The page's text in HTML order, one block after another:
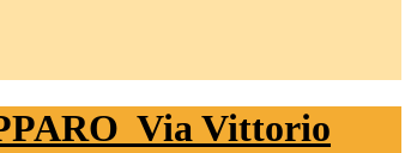
Via Vittorio